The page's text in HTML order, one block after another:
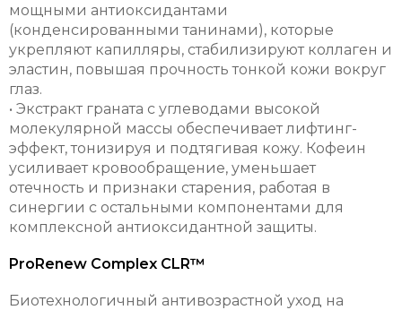
мощными антиоксидантами
(конденсированными танинами), которые
укрепляют капилляры, стабилизируют коллаген и
эластин, повышая прочность тонкой кожи вокруг
глаз.
• Экстракт граната с углеводами высокой
молекулярной массы обеспечивает лифтинг-
эффект, тонизируя и подтягивая кожу. Кофеин
усиливает кровообращение, уменьшает
отечность и признаки старения, работая в
синергии с остальными компонентами для
комплексной антиоксидантной защиты.
ProRenew Complex CLR™
Биотехнологичный антивозрастной уход на